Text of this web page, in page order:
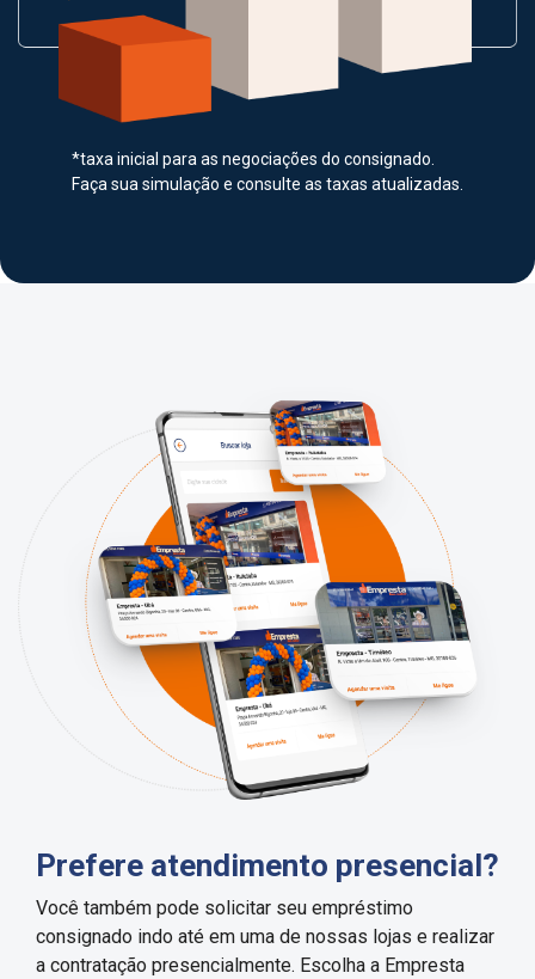
*taxa inicial para as negociações do consignado.
Faça sua simulação e consulte as taxas atualizadas.
Prefere atendimento presencial?
Você também pode solicitar seu empréstimo
consignado indo até em uma de nossas lojas e realizar
a contratação presencialmente. Escolha a Empresta